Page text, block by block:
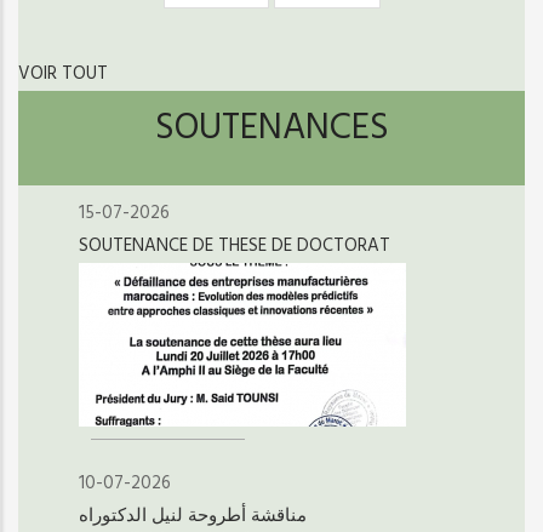
suivante
page
VOIR TOUT
SOUTENANCES
15-07-2026
SOUTENANCE DE THESE DE DOCTORAT
10-07-2026
مناقشة أطروحة لنيل الدكتوراه